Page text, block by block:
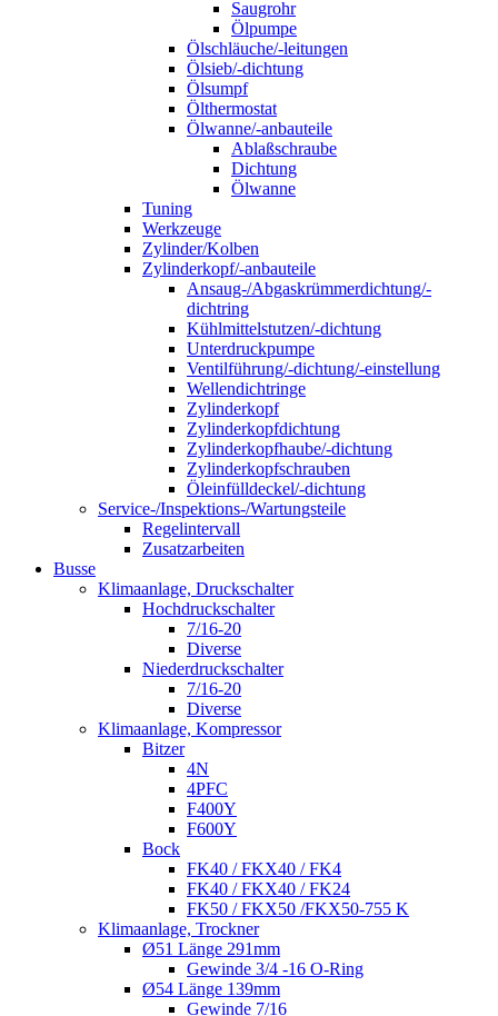
Saugrohr
Ölpumpe
Ölschläuche/-leitungen
Ölsieb/-dichtung
Ölsumpf
Ölthermostat
Ölwanne/-anbauteile
Ablaßschraube
Dichtung
Ölwanne
Tuning
Werkzeuge
Zylinder/Kolben
Zylinderkopf/-anbauteile
Ansaug-/Abgaskrümmerdichtung/-
dichtring
Kühlmittelstutzen/-dichtung
Unterdruckpumpe
Ventilführung/-dichtung/-einstellung
Wellendichtringe
Zylinderkopf
Zylinderkopfdichtung
Zylinderkopfhaube/-dichtung
Zylinderkopfschrauben
Öleinfülldeckel/-dichtung
Service-/Inspektions-/Wartungsteile
Regelintervall
Zusatzarbeiten
Busse
Klimaanlage, Druckschalter
Hochdruckschalter
7/16-20
Diverse
Niederdruckschalter
7/16-20
Diverse
Klimaanlage, Kompressor
Bitzer
4N
4PFC
F400Y
F600Y
Bock
FK40 / FKX40 / FK4
FK40 / FKX40 / FK24
FK50 / FKX50 /FKX50-755 K
Klimaanlage, Trockner
Ø51 Länge 291mm
Gewinde 3/4 -16 O-Ring
Ø54 Länge 139mm
Gewinde 7/16